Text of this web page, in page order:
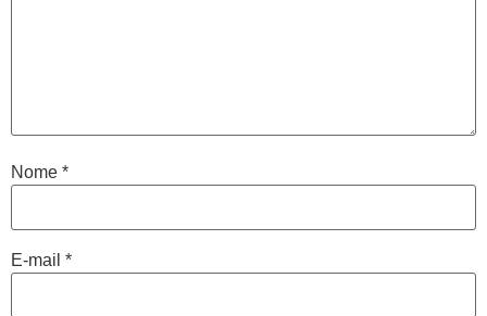
Nome *
E-mail *